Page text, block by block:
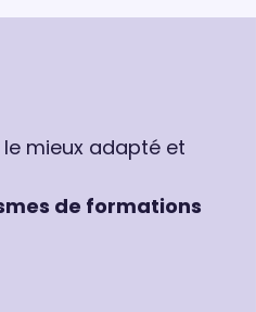
mieux adapté et
de formations